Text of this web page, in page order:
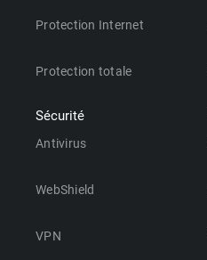
Protection Internet
Protection totale
Sécurité
Antivirus
WebShield
VPN